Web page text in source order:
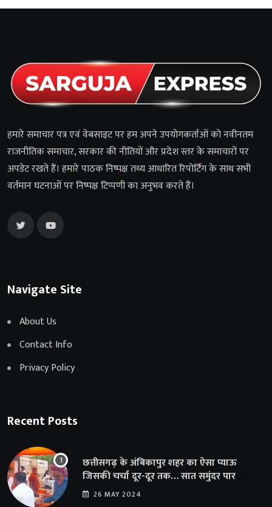
हमारे समाचार पत्र एवं वेबसाइट पर हम अपने उपयोगकर्ताओं को नवीनतम
राजनीतिक समाचार, सरकार की नीतियों और प्रदेश स्तर के समाचारों पर
अपडेट रखते हैं। हमारे पाठक निष्पक्ष तथ्य आधारित रिपोर्टिंग के साथ सभी
वर्तमान घटनाओं पर निष्पक्ष टिप्पणी का अनुभव करते हैं।
Navigate Site
About Us
Contact Info
Privacy Policy
Recent Posts
छत्तीसगढ़ के अंबिकापुर शहर का ऐसा प्याऊ
जिसकी चर्चा दूर-दूर तक… सात समुंदर पार
अमेरिका से भी पहुंचा सहयोग
26 MAY 2024